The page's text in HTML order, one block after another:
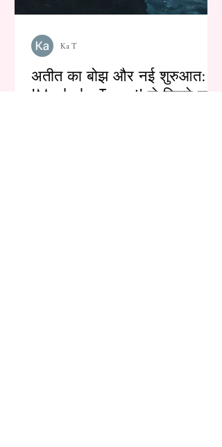
अतीत का बोझ और नई शुरुआत:
'Mushoku Tensei' से मिलने वाली
Ka T